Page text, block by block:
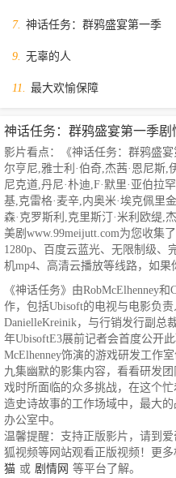
7. 神话任务：群鸦盛宴第一季
9. 无辜的人
11. 最大欢愉保障
神话任务：群鸦盛宴第一季剧
影片看点：《神话任务：群鸦盛
尔亨尼,雅士利·伯奇,杰茜·恩尼斯,
尼克道,丹尼·朴迪,F·默里·亚伯拉
基,克雷格·麦辛,内奥米·埃克佩里
森·克罗斯利,克里斯汀·米利欧缇,
美剧www.99meijutt.com为您收集
1280p、百度云蓝光、无限制级、
机mp4、高清云播放等线路，如果
《神话任务》由RobMcElhenney
作，包括Ubisoft的电视与电影负
DanielleKreinik，与行销发行副总
年UbisoftE3展前记者会首度公开
McElhenney饰演的游戏研发工作
九集幽默的影集内容，看看研发
戏时所面临的众多挑战，在这个
造史诗故事的工作场域中，最大
办公室中。
温馨提醒：支持正版影片，请到
狐视频等网站观看正版视频！更
猫 或 剧情网 等平台了解。